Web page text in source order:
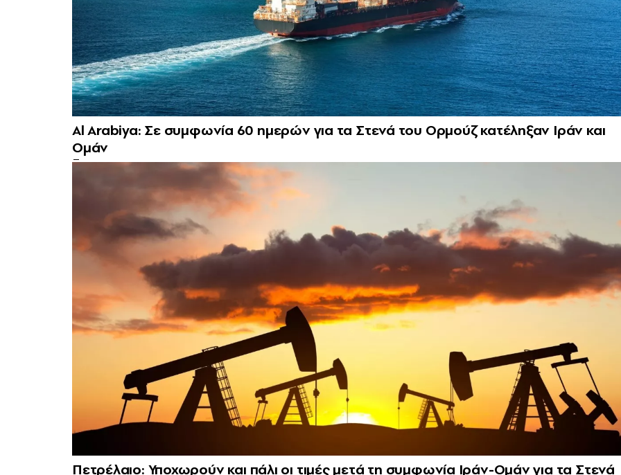
Al Arabiya: Σε συμφωνία 60 ημερών για τα Στενά του Ορμούζ κατέληξαν Ιράν και
Ομάν
Πετρέλαιο: Υποχωρούν και πάλι οι τιμές μετά τη συμφωνία Ιράν-Ομάν για τα Στενά